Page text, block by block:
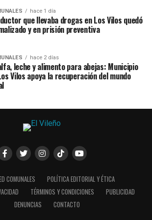
hace 1 día
que llevaba drogas en Los Vilos quedó
y en prisión preventiva
hace 2 días
leche y alimento para abejas: Municipio
Vilos apoya la recuperación del mundo
COMUNALES
POLÍTICA EDITORIAL Y ÉTICA
TÉRMINOS Y CONDICIONES
PUBLICIDAD
DENUNCIAS
CONTACTO